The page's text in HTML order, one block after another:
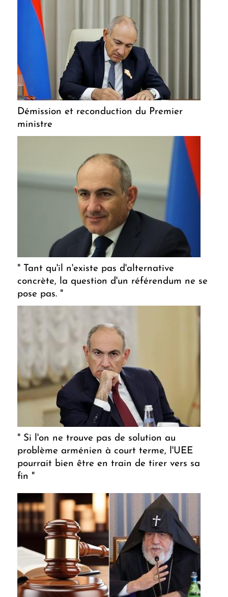
Démission et reconduction du Premier
ministre
" Tant qu'il n'existe pas d'alternative
concrète, la question d'un référendum ne se
pose pas. "
" Si l'on ne trouve pas de solution au
problème arménien à court terme, l'UEE
pourrait bien être en train de tirer vers sa
fin "